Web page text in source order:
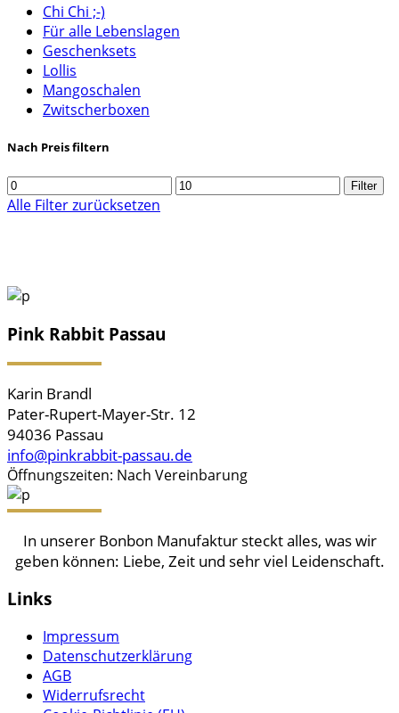
Chi Chi ;-)
Für alle Lebenslagen
Geschenksets
Lollis
Mangoschalen
Zwitscherboxen
Nach Preis filtern
Min.
Preis
Max.
Filter
Alle Filter zurücksetzen
Pink Rabbit Passau
Karin Brandl
Pater-Rupert-Mayer-Str. 12
94036 Passau
info@pinkrabbit-passau.de
Öffnungszeiten: Nach Vereinbarung
In unserer Bonbon Manufaktur steckt alles, was wir
geben können: Liebe, Zeit und sehr viel Leidenschaft.
Links
Impressum
Datenschutzerklärung
AGB
Widerrufsrecht